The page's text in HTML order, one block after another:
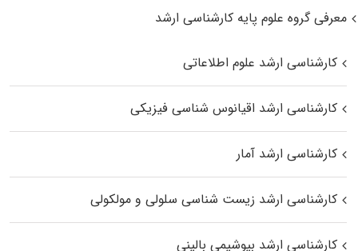
معرفی گروه علوم پایه کارشناسی ارشد
کارشناسی ارشد علوم اطلاعاتی
کارشناسی ارشد اقیانوس‌ شناسی فیزیکی
کارشناسی ارشد آمار
کارشناسی ارشد زیست شناسی سلولی و مولکولی
کارشناسی ارشد بیوشیمی بالینی